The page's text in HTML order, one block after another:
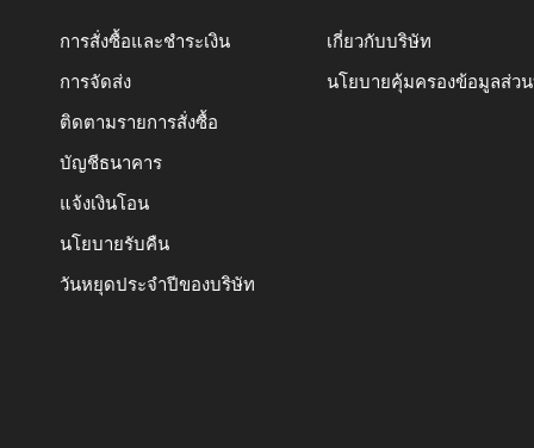
การสั่งซื้อและชำระเงิน
การจัดส่ง
ติดตามรายการสั่งซื้อ
บัญชีธนาคาร
แจ้งเงินโอน
นโยบายรับคืน
วันหยุดประจำปีของบริษัท
เกี่ยวกับบริษัท
นโยบายคุ้มครองข้อมูลส่ว